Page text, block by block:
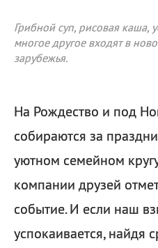
Грибной суп, рисовая каша,
многое другое входят в
зарубежья.
На Рождество и под
собираются за
уютном семейном
компании друзей
событие. И если наш
успокаивается, найдя